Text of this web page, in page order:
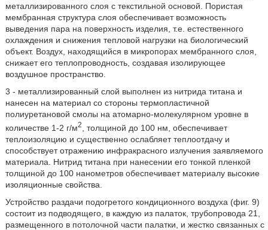
металлизированного слоя с текстильной основой. Пористая
мембранная структура слоя обеспечивает возможность
выведения пара на поверхность изделия, т.е. естественного
охлаждения и снижения тепловой нагрузки на биологический
объект. Воздух, находящийся в микропорах мембранного слоя,
снижает его теплопроводность, создавая изолирующее
воздушное пространство.
3 - металлизированный слой выполнен из нитрида титана и
нанесен на материал со стороны термопластичной
полиуретановой смолы на атомарно-молекулярном уровне в
количестве 1-2 г/м2
, толщиной до 100 нм, обеспечивает
теплоизоляцию и существенно ослабляет теплоотдачу и
способствует отражению инфракрасного излучения заявляемого
материала. Нитрид титана при нанесении его тонкой пленкой
толщиной до 100 нанометров обеспечивает материалу высокие
изоляционные свойства.
Устройство раздачи подогретого кондиционного воздуха (фиг. 9)
состоит из подводящего, в каждую из палаток, трубопровода 21,
размещенного в потолочной части палатки, и жестко связанных с